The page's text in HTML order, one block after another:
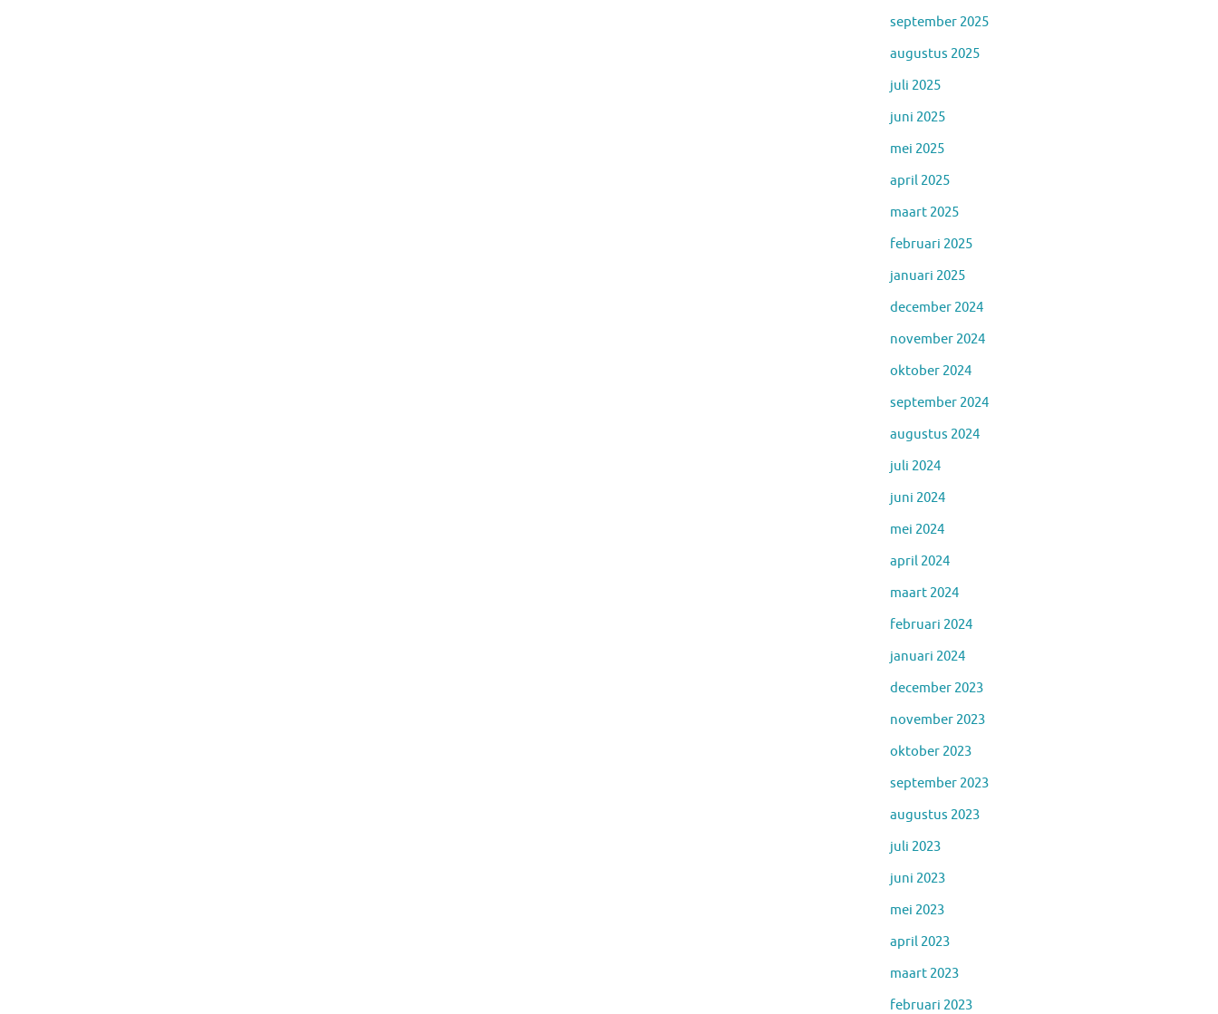
september 2025
augustus 2025
juli 2025
juni 2025
mei 2025
april 2025
maart 2025
februari 2025
januari 2025
december 2024
november 2024
oktober 2024
september 2024
augustus 2024
juli 2024
juni 2024
mei 2024
april 2024
maart 2024
februari 2024
januari 2024
december 2023
november 2023
oktober 2023
september 2023
augustus 2023
juli 2023
juni 2023
mei 2023
april 2023
maart 2023
februari 2023